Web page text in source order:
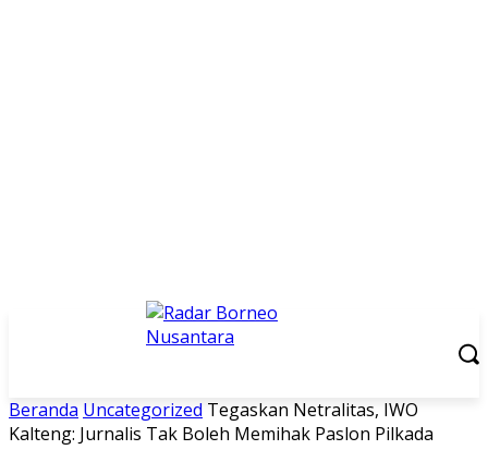
Beranda Uncategorized Tegaskan Netralitas, IWO
Kalteng: Jurnalis Tak Boleh Memihak Paslon Pilkada